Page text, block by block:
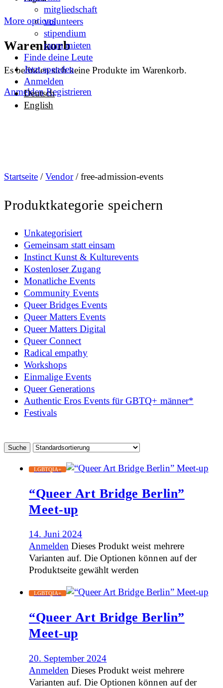
More options
Warenkorb
Es befinden sich keine Produkte im Warenkorb.
Anmelden Registrieren
mitgliedschaft
volunteers
stipendium
raum mieten
Finde deine Leute
Jetzt spenden
Anmelden
Deutsch
English
Startseite /Vendor/ free-admission-events
Produktkategorie speichern
Unkategorisiert
Gemeinsam statt einsam
Instinct Kunst & Kulturevents
Kostenloser Zugang
Monatliche Events
Community Events
Queer Bridges Events
Queer Matters Events
Queer Matters Digital
Queer Connect
Radical empathy
Workshops
Einmalige Events
Queer Generations
Authentic Eros Events für GBTQ+ männer*
Festivals
LGBTQIA+
“Queer Art Bridge Berlin”
Meet-up
14. Juni 2024
Anmelden Dieses Produkt weist mehrere
Varianten auf. Die Optionen können auf der
Produktseite gewählt werden
LGBTQIA+
“Queer Art Bridge Berlin”
Meet-up
20. September 2024
Anmelden Dieses Produkt weist mehrere
Varianten auf. Die Optionen können auf der